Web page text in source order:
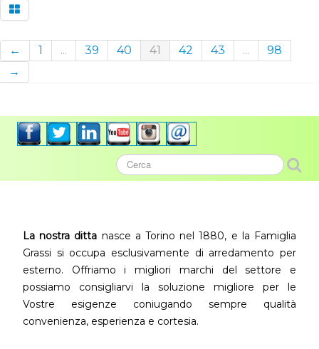
← 1 ... 39 40 41 42 43 ...
98
→
La nostra ditta nasce a Torino nel 1880, e la Famiglia
Grassi si occupa esclusivamente di arredamento per
esterno. Offriamo i migliori marchi del settore e
possiamo consigliarvi la soluzione migliore per le
Vostre esigenze coniugando sempre qualità
convenienza, esperienza e cortesia.